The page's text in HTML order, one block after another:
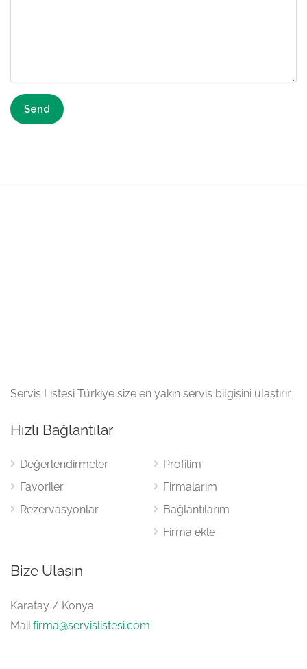
Servis Listesi Türkiye size en yakın servis bilgisini ulaştırır.
Hızlı Bağlantılar
Değerlendirmeler
Favoriler
Rezervasyonlar
Profilim
Firmalarım
Bağlantılarım
Firma ekle
Bize Ulaşın
Karatay / Konya
Mail:firma@servislistesi.com